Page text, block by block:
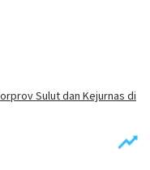
Sulut dan Kejurnas di